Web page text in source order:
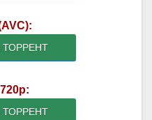
ТОРРЕНТ
ТОРРЕНТ